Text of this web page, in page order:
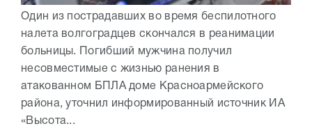
Один из пострадавших во время беспилотного
налета волгоградцев скончался в реанимации
больницы. Погибший мужчина получил
несовместимые с жизнью ранения в
атакованном БПЛА доме Красноармейского
района, уточнил информированный источник ИА
«Высота...